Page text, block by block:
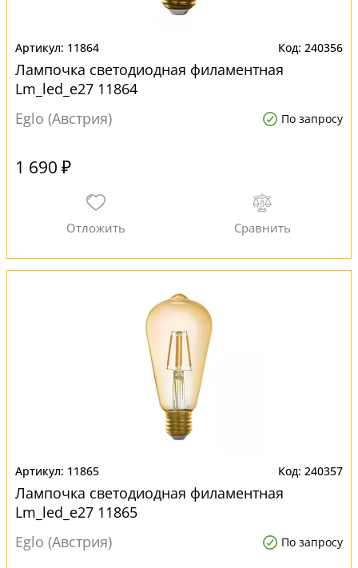
11864 240356
Лампочка светодиодная филаментная
Lm_led_e27 11864
Eglo (Австрия)
По запросу
1 690 ₽
11865 240357
Лампочка светодиодная филаментная
Lm_led_e27 11865
Eglo (Австрия)
По запросу